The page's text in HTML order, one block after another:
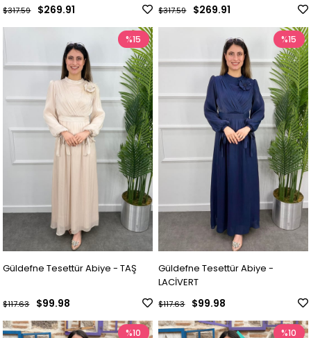
$269.91
$317.59 $269.91
$317.59
Güldefne Tesettür Abiye - TAŞ
$99.98
$117.63
%15
Güldefne Tesettür Abiye -
LACİVERT
$99.98
$117.63
%15
%10 %10